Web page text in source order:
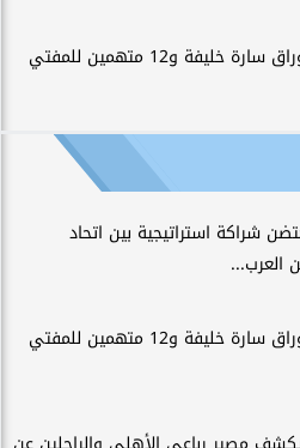
إحالة أوراق سارة خليفة و12 متهمين للمفتي
شراكة استراتيجية بين اتحاد
العرب...
إحالة أوراق سارة خليفة و12 متهمين للمفتي